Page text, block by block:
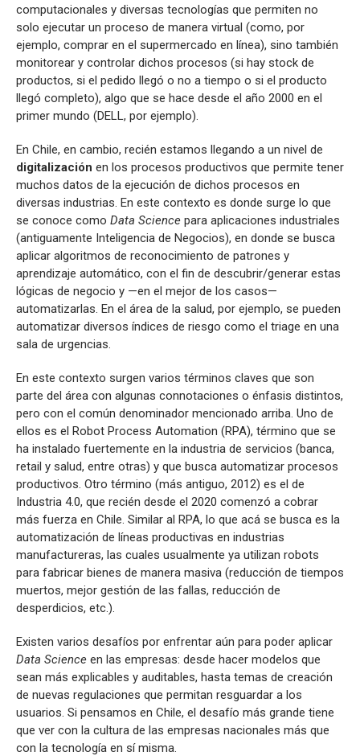
computacionales y diversas tecnologías que permiten no
solo ejecutar un proceso de manera virtual (como, por
ejemplo, comprar en el supermercado en línea), sino también
monitorear y controlar dichos procesos (si hay stock de
productos, si el pedido llegó o no a tiempo o si el producto
llegó completo), algo que se hace desde el año 2000 en el
primer mundo (DELL, por ejemplo).
En Chile, en cambio, recién estamos llegando a un nivel de
digitalización en los procesos productivos que permite tener
muchos datos de la ejecución de dichos procesos en
diversas industrias. En este contexto es donde surge lo que
se conoce como Data Science para aplicaciones industriales
(antiguamente Inteligencia de Negocios), en donde se busca
aplicar algoritmos de reconocimiento de patrones y
aprendizaje automático, con el fin de descubrir/generar estas
lógicas de negocio y —en el mejor de los casos—
automatizarlas. En el área de la salud, por ejemplo, se pueden
automatizar diversos índices de riesgo como el triage en una
sala de urgencias.
En este contexto surgen varios términos claves que son
parte del área con algunas connotaciones o énfasis distintos,
pero con el común denominador mencionado arriba. Uno de
ellos es el Robot Process Automation (RPA), término que se
ha instalado fuertemente en la industria de servicios (banca,
retail y salud, entre otras) y que busca automatizar procesos
productivos. Otro término (más antiguo, 2012) es el de
Industria 4.0, que recién desde el 2020 comenzó a cobrar
más fuerza en Chile. Similar al RPA, lo que acá se busca es la
automatización de líneas productivas en industrias
manufactureras, las cuales usualmente ya utilizan robots
para fabricar bienes de manera masiva (reducción de tiempos
muertos, mejor gestión de las fallas, reducción de
desperdicios, etc.).
Existen varios desafíos por enfrentar aún para poder aplicar
Data Science en las empresas: desde hacer modelos que
sean más explicables y auditables, hasta temas de creación
de nuevas regulaciones que permitan resguardar a los
usuarios. Si pensamos en Chile, el desafío más grande tiene
que ver con la cultura de las empresas nacionales más que
con la tecnología en sí misma.